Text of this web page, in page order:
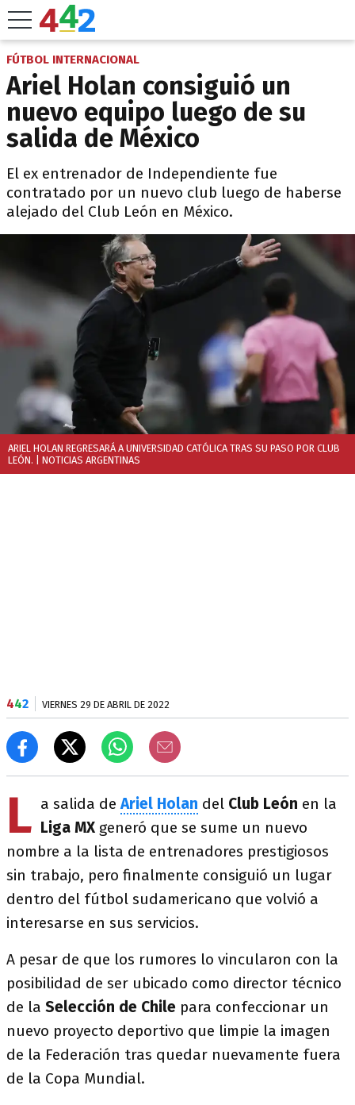
FÚTBOL INTERNACIONAL
Ariel Holan consiguió un
nuevo equipo luego de su
salida de México
El ex entrenador de Independiente fue
contratado por un nuevo club luego de haberse
alejado del Club León en México.
ARIEL HOLAN REGRESARÁ A UNIVERSIDAD CATÓLICA TRAS SU PASO POR CLUB
LEÓN. | NOTICIAS ARGENTINAS
442 VIERNES 29 DE ABRIL DE 2022
L a salida deAriel Holan del Club León en la
Liga MX generó que se sume un nuevo
nombre a la lista de entrenadores prestigiosos
sin trabajo, pero finalmente consiguió un lugar
dentro del fútbol sudamericano que volvió a
interesarse en sus servicios.
A pesar de que los rumores lo vincularon con la
posibilidad de ser ubicado como director técnico
de la Selección de Chile para confeccionar un
nuevo proyecto deportivo que limpie la imagen
de la Federación tras quedar nuevamente fuera
de la Copa Mundial.